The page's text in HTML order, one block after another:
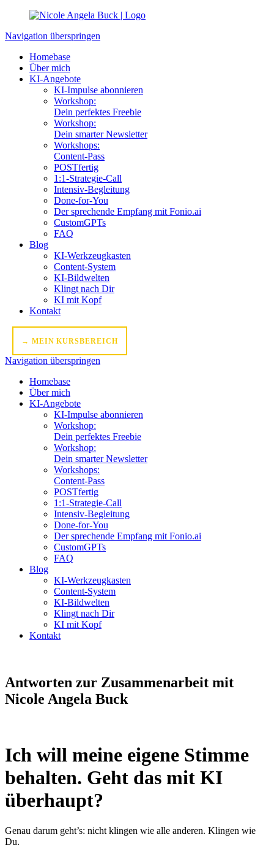
Navigation überspringen
Homebase
Über mich
KI-Angebote
KI-Impulse abonnieren
Workshop:
Dein perfektes Freebie
Workshop:
Dein smarter Newsletter
Workshops:
Content-Pass
POSTfertig
1:1-Strategie-Call
Intensiv-Begleitung
Done-for-You
Der sprechende Empfang mit Fonio.ai
CustomGPTs
FAQ
Blog
KI-Werkzeugkasten
Content-System
KI-Bildwelten
Klingt nach Dir
KI mit Kopf
Kontakt
→ MEIN KURSBEREICH
Navigation überspringen
Homebase
Über mich
KI-Angebote
KI-Impulse abonnieren
Workshop:
Dein perfektes Freebie
Workshop:
Dein smarter Newsletter
Workshops:
Content-Pass
POSTfertig
1:1-Strategie-Call
Intensiv-Begleitung
Done-for-You
Der sprechende Empfang mit Fonio.ai
CustomGPTs
FAQ
Blog
KI-Werkzeugkasten
Content-System
KI-Bildwelten
Klingt nach Dir
KI mit Kopf
Kontakt
Antworten zur Zusammenarbeit mit
Nicole Angela Buck
Ich will meine eigene Stimme
behalten. Geht das mit KI
überhaupt?
Genau darum geht’s: nicht klingen wie alle anderen. Klingen wie
Du.